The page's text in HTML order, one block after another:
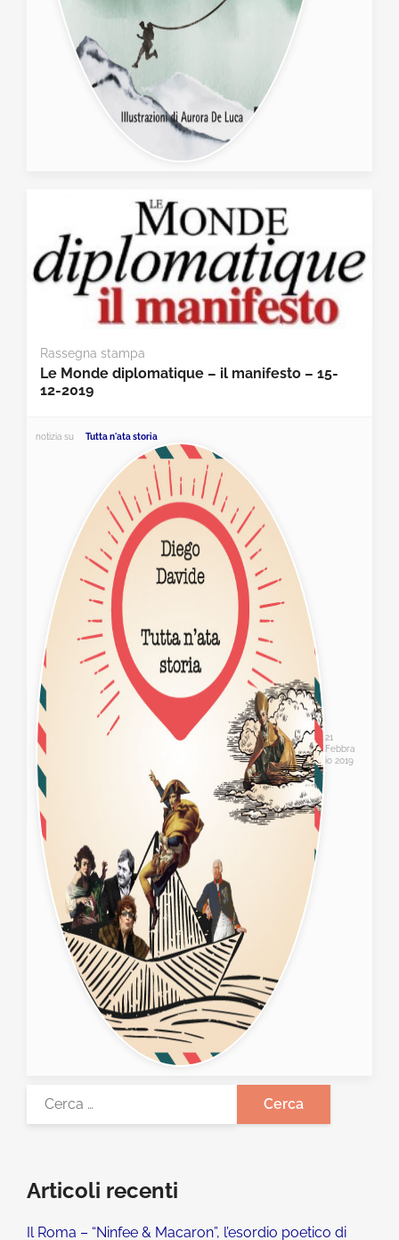
Rassegna stampa
Le Monde diplomatique – il manifesto – 15-
12-2019
notizia su Tutta n'ata storia
21
Febbra
io 2019
Articoli recenti
Il Roma – “Ninfee & Macaron”, l’esordio poetico di